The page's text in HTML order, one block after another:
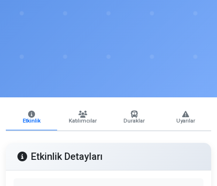
Etkinlik Katılımcılar Duraklar Uyarılar
Etkinlik Detayları